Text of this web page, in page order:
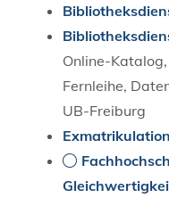
Online-
Fernleihe,
UB-Freiburg